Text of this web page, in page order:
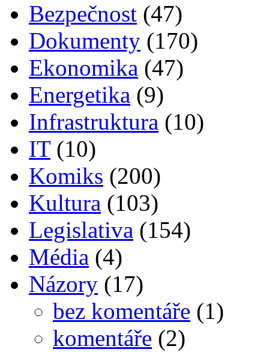
Bezpečnost (47)
Dokumenty (170)
Ekonomika (47)
Energetika (9)
Infrastruktura (10)
IT(10)
Komiks (200)
Kultura (103)
Legislativa (154)
Média (4)
Názory (17)
bez komentáře (1)
komentáře (2)